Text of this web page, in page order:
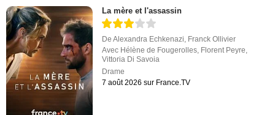
La mère et l'assassin
DeAlexandra Echkenazi, Franck Ollivier
Avec Hélène de Fougerolles, Florent Peyre,
Vittoria Di Savoia
Drame
7 août 2026 sur France.TV